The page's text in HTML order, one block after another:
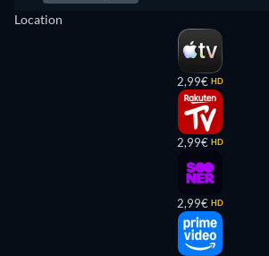
Location
2,99€ HD
2,99€ HD
2,99€ HD